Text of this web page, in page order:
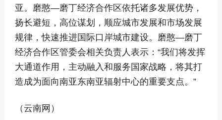
亚。磨憨—磨丁经济合作区依托诸多发展优势，
扬长避短，高位谋划，顺应城市发展和市场发展
规律，快速推进国际口岸城市建设。磨憨—磨丁
经济合作区管委会相关负责人表示：“我们将发挥
大通道作用，主动融入和服务国家战略，将其打
造成为面向南亚东南亚辐射中心的重要支点。”
（云南网）